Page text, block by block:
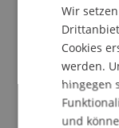
School/
Wir
Cookies
werden.
hingegen
und